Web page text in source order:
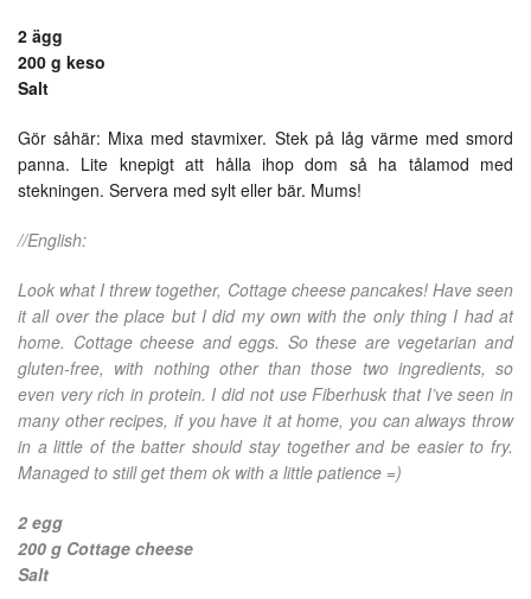
2 ägg
200 g keso
Salt
Gör såhär: Mixa med stavmixer. Stek på låg värme med smord
panna. Lite knepigt att hålla ihop dom så ha tålamod med
stekningen. Servera med sylt eller bär. Mums!
//English:
Look what I threw together, Cottage cheese pancakes! Have seen
it all over the place but I did my own with the only thing I had at
home. Cottage cheese and eggs. So these are vegetarian and
gluten-free, with nothing other than those two ingredients, so
even very rich in protein. I did not use Fiberhusk that I’ve seen in
many other recipes, if you have it at home, you can always throw
in a little of the batter should stay together and be easier to fry.
Managed to still get them ok with a little patience =)
2 egg
200 g Cottage cheese
Salt